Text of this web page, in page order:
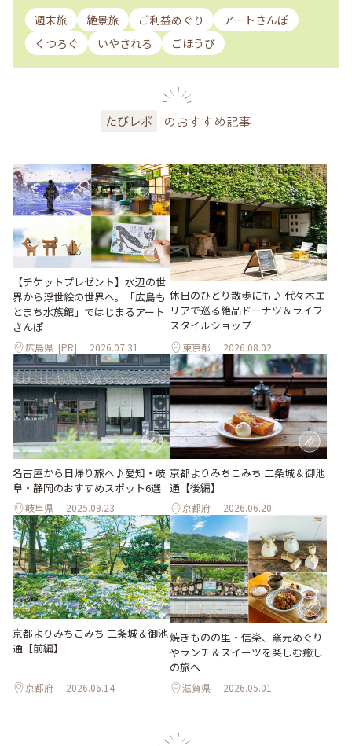
週末旅 絶景旅 ご利益めぐり
アートさんぽ
くつろぐ
いやされる ごほうび
たびレポ のおすすめ記事
【チケットプレゼント】水辺の世
界から浮世絵の世界へ。「広島も
とまち水族館」ではじまるアート
さんぽ
広島県 [PR] 2026.07.31
休日のひとり散歩にも♪ 代々木エ
リアで巡る絶品ドーナツ＆ライフ
スタイルショップ
東京都 2026.08.02
名古屋から日帰り旅へ♪愛知・岐
阜・静岡のおすすめスポット6選
岐阜県 2025.09.23
京都よりみちこみち 二条城＆御池
通【後編】
京都府 2026.06.20
京都よりみちこみち 二条城＆御池
通【前編】
京都府 2026.06.14
焼きものの里・信楽、窯元めぐり
やランチ＆スイーツを楽しむ癒し
の旅へ
滋賀県 2026.05.01